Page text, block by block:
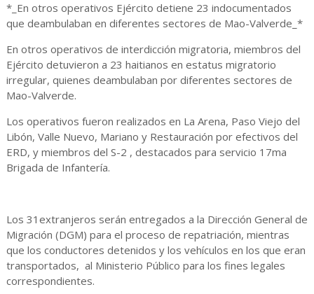
*_En otros operativos Ejército detiene 23 indocumentados
que deambulaban en diferentes sectores de Mao-Valverde_*
En otros operativos de interdicción migratoria, miembros del
Ejército detuvieron a 23 haitianos en estatus migratorio
irregular, quienes deambulaban por diferentes sectores de
Mao-Valverde.
Los operativos fueron realizados en La Arena, Paso Viejo del
Libón, Valle Nuevo, Mariano y Restauración por efectivos del
ERD, y miembros del S-2 , destacados para servicio 17ma
Brigada de Infantería.
Los 31extranjeros serán entregados a la Dirección General de
Migración (DGM) para el proceso de repatriación, mientras
que los conductores detenidos y los vehículos en los que eran
transportados, al Ministerio Público para los fines legales
correspondientes.